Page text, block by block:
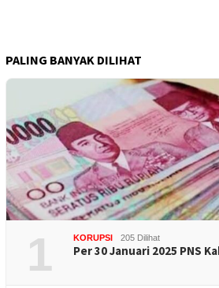
PALING BANYAK DILIHAT
1 KORUPSI 205 Dilihat
Per 30 Januari 2025 PNS